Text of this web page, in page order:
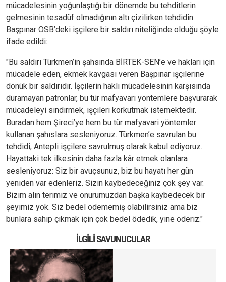
mücadelesinin yoğunlaştığı bir dönemde bu tehditlerin
gelmesinin tesadüf olmadığının altı çizilirken tehdidin
Başpınar OSB’deki işçilere bir saldırı niteliğinde olduğu şöyle
ifade edildi:
"Bu saldırı Türkmen’in şahsında BİRTEK-SEN’e ve hakları için
mücadele eden, ekmek kavgası veren Başpınar işçilerine
dönük bir saldırıdır. İşçilerin haklı mücadelesinin karşısında
duramayan patronlar, bu tür mafyavari yöntemlere başvurarak
mücadeleyi sindirmek, işçileri korkutmak istemektedir.
Buradan hem Şireci’ye hem bu tür mafyavari yöntemler
kullanan şahıslara sesleniyoruz. Türkmen’e savrulan bu
tehdidi, Antepli işçilere savrulmuş olarak kabul ediyoruz.
Hayattaki tek ilkesinin daha fazla kâr etmek olanlara
sesleniyoruz: Siz bir avuçsunuz, biz bu hayatı her gün
yeniden var edenleriz. Sizin kaybedeceğiniz çok şey var.
Bizim alın terimiz ve onurumuzdan başka kaybedecek bir
şeyimiz yok. Siz bedel ödememiş olabilirsiniz ama biz
bunlara sahip çıkmak için çok bedel ödedik, yine öderiz."
İLGILI SAVUNUCULAR